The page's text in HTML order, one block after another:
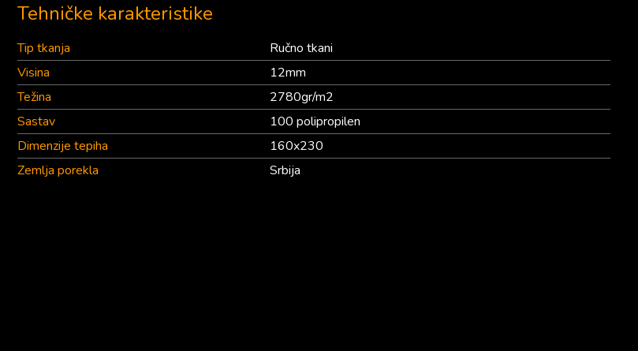
Tehničke karakteristike
Tip tkanja
Ručno tkani
Visina
12mm
Težina
2780gr/m2
Sastav
100 polipropilen
Dimenzije tepiha
160x230
Zemlja porekla
Srbija